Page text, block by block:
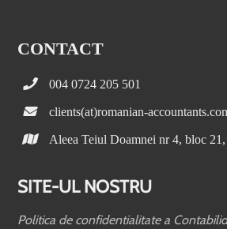
CONTACT
004 0724 205 501
clients(at)romanian-
Aleea Teiul Doamnei nr 4, bloc 21,
SITE-UL NOSTRU
Politica de confidentialitate a